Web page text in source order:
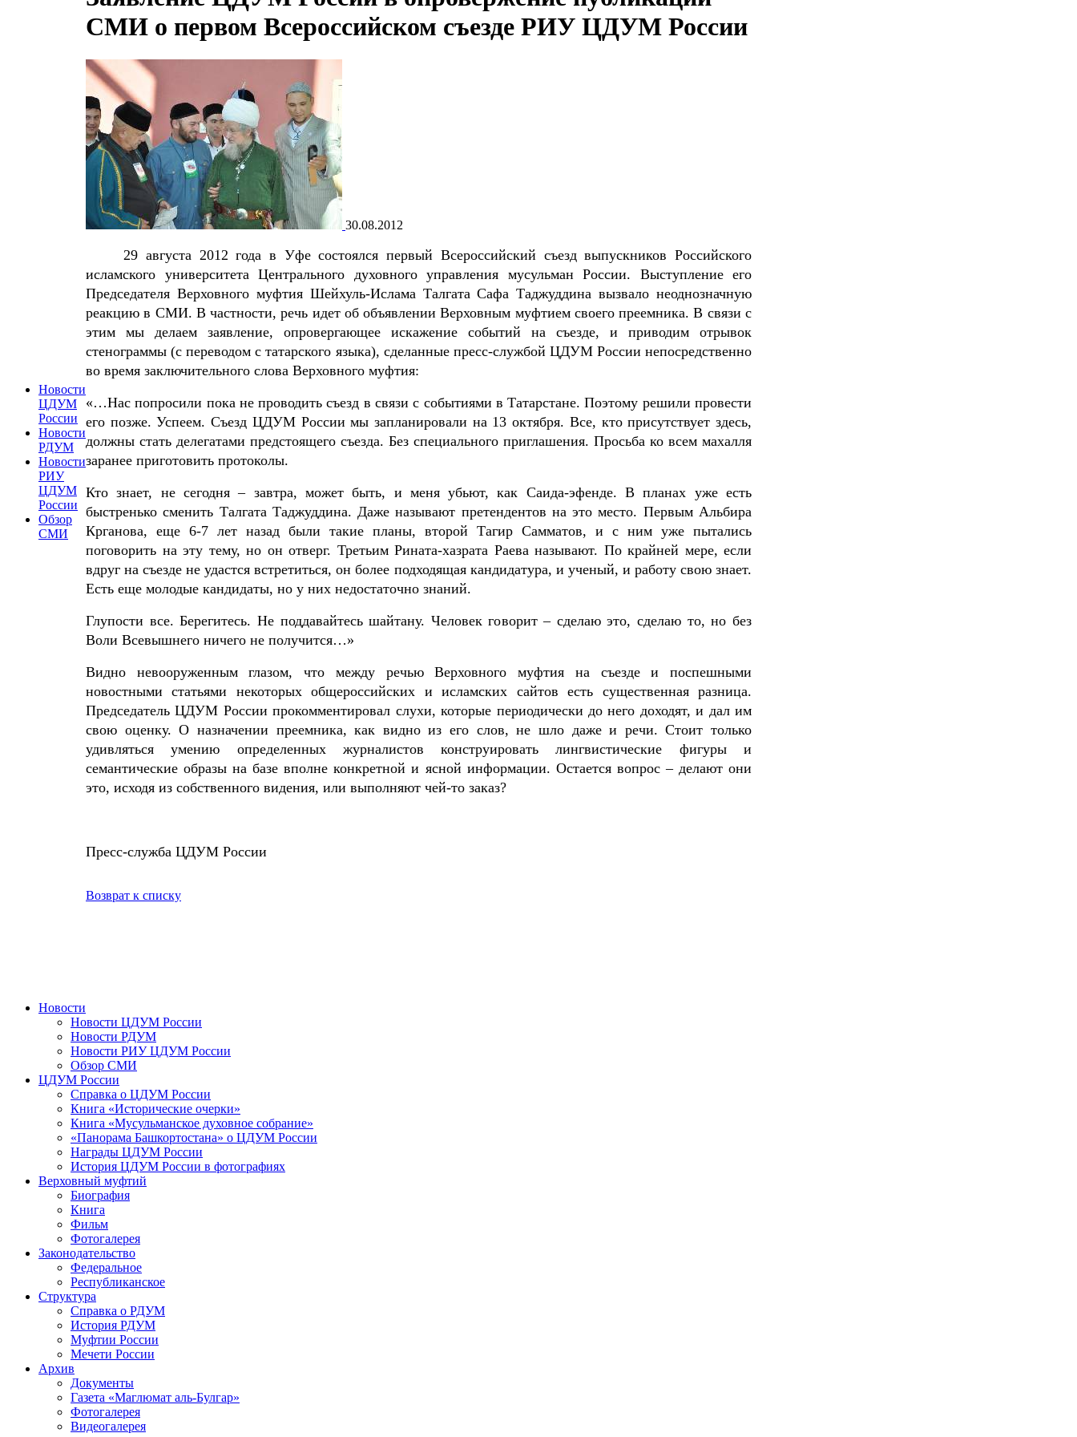
Новости
ЦДУМ
России
Новости
РДУМ
Новости
РИУ
ЦДУМ
России
Обзор
СМИ
СМИ о первом Всероссийском съезде РИУ ЦДУМ России
30.08.2012
29 августа 2012 года в Уфе состоялся первый Всероссийский съезд выпускников Российского
исламского университета Центрального духовного управления мусульман России. Выступление его
Председателя Верховного муфтия Шейхуль-Ислама Талгата Сафа Таджуддина вызвало неоднозначную
реакцию в СМИ. В частности, речь идет об объявлении Верховным муфтием своего преемника. В связи с
этим мы делаем заявление, опровергающее искажение событий на съезде, и приводим отрывок
стенограммы (с переводом с татарского языка), сделанные пресс-службой ЦДУМ России непосредственно
во время заключительного слова Верховного муфтия:
«…Нас попросили пока не проводить съезд в связи с событиями в Татарстане. Поэтому решили провести
его позже. Успеем. Съезд ЦДУМ России мы запланировали на 13 октября. Все, кто присутствует здесь,
должны стать делегатами предстоящего съезда. Без специального приглашения. Просьба ко всем махалля
заранее приготовить протоколы.
Кто знает, не сегодня – завтра, может быть, и меня убьют, как Саида-эфенде. В планах уже есть
быстренько сменить Талгата Таджуддина. Даже называют претендентов на это место. Первым Альбира
Крганова, еще 6-7 лет назад были такие планы, второй Тагир Самматов, и с ним уже пытались
поговорить на эту тему, но он отверг. Третьим Рината-хазрата Раева называют. По крайней мере, если
вдруг на съезде не удастся встретиться, он более подходящая кандидатура, и ученый, и работу свою знает.
Есть еще молодые кандидаты, но у них недостаточно знаний.
Глупости все. Берегитесь. Не поддавайтесь шайтану. Человек говорит – сделаю это, сделаю то, но без
Воли Всевышнего ничего не получится…»
Видно невооруженным глазом, что между речью Верховного муфтия на съезде и поспешными
новостными статьями некоторых общероссийских и исламских сайтов есть существенная разница.
Председатель ЦДУМ России прокомментировал слухи, которые периодически до него доходят, и дал им
свою оценку. О назначении преемника, как видно из его слов, не шло даже и речи. Стоит только
удивляться умению определенных журналистов конструировать лингвистические фигуры и
семантические образы на базе вполне конкретной и ясной информации. Остается вопрос – делают они
это, исходя из собственного видения, или выполняют чей-то заказ?
Пресс-служба ЦДУМ России
Возврат к списку
Новости
Новости ЦДУМ России
Новости РДУМ
Новости РИУ ЦДУМ России
Обзор СМИ
ЦДУМ России
Справка о ЦДУМ России
Книга «Исторические очерки»
Книга «Мусульманское духовное собрание»
«Панорама Башкортостана» о ЦДУМ России
Награды ЦДУМ России
История ЦДУМ России в фотографиях
Верховный муфтий
Биография
Книга
Фильм
Фотогалерея
Законодательство
Федеральное
Республиканское
Структура
Справка о РДУМ
История РДУМ
Муфтии России
Мечети России
Архив
Документы
Газета «Маглюмат аль-Булгар»
Фотогалерея
Видеогалерея